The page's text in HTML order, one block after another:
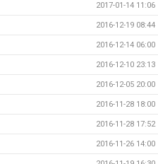
2017-01-14 11:06
2016-12-19 08:44
2016-12-14 06:00
2016-12-10 23:13
2016-12-05 20:00
2016-11-28 18:00
2016-11-28 17:52
2016-11-26 14:00